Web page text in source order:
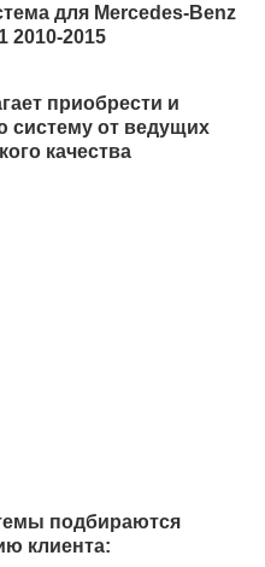
для Mercedes-Benz
2010-2015
приобрести и
систему от ведущих
качества
подбираются
клиента: